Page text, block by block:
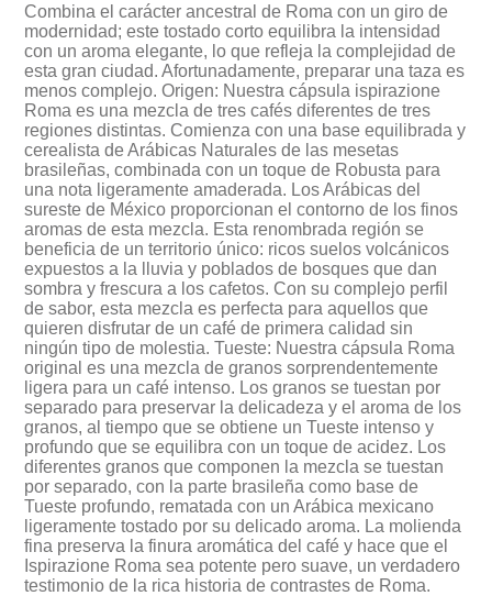
Combina el carácter ancestral de Roma con un giro de
modernidad; este tostado corto equilibra la intensidad
con un aroma elegante, lo que refleja la complejidad de
esta gran ciudad. Afortunadamente, preparar una taza es
menos complejo. Origen: Nuestra cápsula ispirazione
Roma es una mezcla de tres cafés diferentes de tres
regiones distintas. Comienza con una base equilibrada y
cerealista de Arábicas Naturales de las mesetas
brasileñas, combinada con un toque de Robusta para
una nota ligeramente amaderada. Los Arábicas del
sureste de México proporcionan el contorno de los finos
aromas de esta mezcla. Esta renombrada región se
beneficia de un territorio único: ricos suelos volcánicos
expuestos a la lluvia y poblados de bosques que dan
sombra y frescura a los cafetos. Con su complejo perfil
de sabor, esta mezcla es perfecta para aquellos que
quieren disfrutar de un café de primera calidad sin
ningún tipo de molestia. Tueste: Nuestra cápsula Roma
original es una mezcla de granos sorprendentemente
ligera para un café intenso. Los granos se tuestan por
separado para preservar la delicadeza y el aroma de los
granos, al tiempo que se obtiene un Tueste intenso y
profundo que se equilibra con un toque de acidez. Los
diferentes granos que componen la mezcla se tuestan
por separado, con la parte brasileña como base de
Tueste profundo, rematada con un Arábica mexicano
ligeramente tostado por su delicado aroma. La molienda
fina preserva la finura aromática del café y hace que el
Ispirazione Roma sea potente pero suave, un verdadero
testimonio de la rica historia de contrastes de Roma.